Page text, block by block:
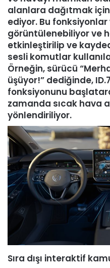
alanlara dağıtmak
ediyor. Bu
görüntülenebiliyor ve
etkinleştirilip ve
sesli komutlar
Örneğin, sürücü
üşüyor!” dediğinde,
fonksiyonunu
zamanda sıcak hava
yönlendiriliyor.
Sıra dışı interaktif